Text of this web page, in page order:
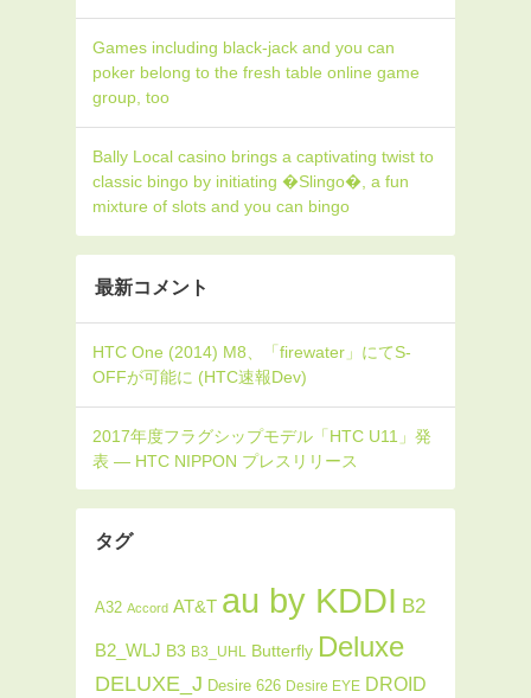
Games including black-jack and you can
poker belong to the fresh table online game
group, too
Bally Local casino brings a captivating twist to
classic bingo by initiating �Slingo�, a fun
mixture of slots and you can bingo
最新コメント
タグ
A32 Accord AT&T au by KDDI B2
B2_WLJ B3 B3_UHL Butterfly Deluxe
DELUXE_J Desire 626 Desire EYE DROID